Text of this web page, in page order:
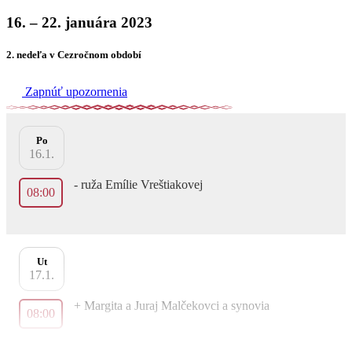
16. – 22. januára 2023
2. nedeľa v Cezročnom období
Zapnúť upozornenia
Po
16.1.
08:00
- ruža Emílie Vreštiakovej
Ut
17.1.
08:00
+ Margita a Juraj Malčekovci a synovia